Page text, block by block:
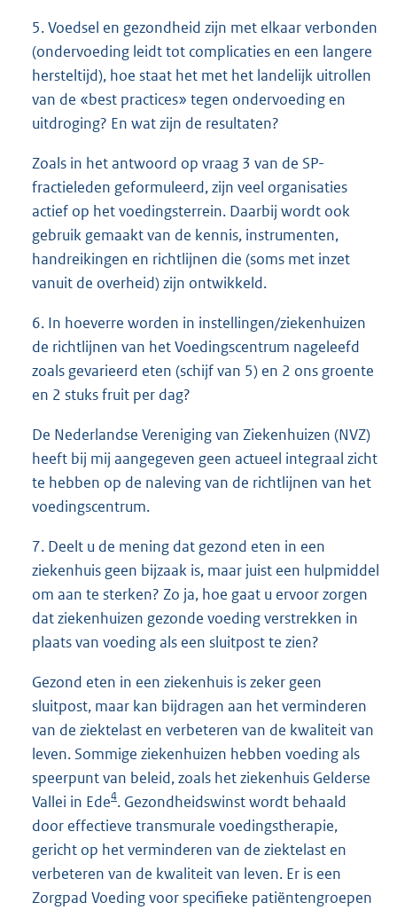
5. Voedsel en gezondheid zijn met elkaar verbonden
(ondervoeding leidt tot complicaties en een langere
hersteltijd), hoe staat het met het landelijk uitrollen
van de «best practices» tegen ondervoeding en
uitdroging? En wat zijn de resultaten?
Zoals in het antwoord op vraag 3 van de SP-
fractieleden geformuleerd, zijn veel organisaties
actief op het voedingsterrein. Daarbij wordt ook
gebruik gemaakt van de kennis, instrumenten,
handreikingen en richtlijnen die (soms met inzet
vanuit de overheid) zijn ontwikkeld.
6. In hoeverre worden in instellingen/ziekenhuizen
de richtlijnen van het Voedingscentrum nageleefd
zoals gevarieerd eten (schijf van 5) en 2 ons groente
en 2 stuks fruit per dag?
De Nederlandse Vereniging van Ziekenhuizen (NVZ)
heeft bij mij aangegeven geen actueel integraal zicht
te hebben op de naleving van de richtlijnen van het
voedingscentrum.
7. Deelt u de mening dat gezond eten in een
ziekenhuis geen bijzaak is, maar juist een hulpmiddel
om aan te sterken? Zo ja, hoe gaat u ervoor zorgen
dat ziekenhuizen gezonde voeding verstrekken in
plaats van voeding als een sluitpost te zien?
Gezond eten in een ziekenhuis is zeker geen
sluitpost, maar kan bijdragen aan het verminderen
van de ziektelast en verbeteren van de kwaliteit van
leven. Sommige ziekenhuizen hebben voeding als
speerpunt van beleid, zoals het ziekenhuis Gelderse
Vallei in Ede4. Gezondheidswinst wordt behaald
door effectieve transmurale voedingstherapie,
gericht op het verminderen van de ziektelast en
verbeteren van de kwaliteit van leven. Er is een
Zorgpad Voeding voor specifieke patiëntengroepen